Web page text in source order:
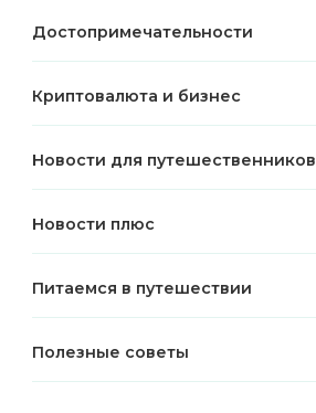
Достопримечательности
Криптовалюта и бизнес
Новости для путешественников
Новости плюс
Питаемся в путешествии
Полезные советы